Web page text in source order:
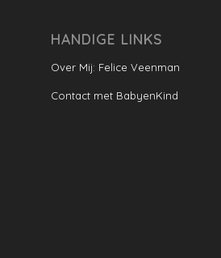
HANDIGE LINKS
Over Mij: Felice Veenman
Contact met BabyenKind